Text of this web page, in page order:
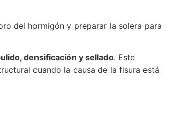
del hormigón y preparar la solera para
densificación y sellado. Este
cuando la causa de la fisura está